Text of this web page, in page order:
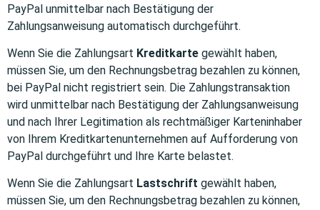
PayPal unmittelbar nach Bestätigung der
Zahlungsanweisung automatisch durchgeführt.
Wenn Sie die Zahlungsart Kreditkarte gewählt haben,
müssen Sie, um den Rechnungsbetrag bezahlen zu können,
bei PayPal nicht registriert sein. Die Zahlungstransaktion
wird unmittelbar nach Bestätigung der Zahlungsanweisung
und nach Ihrer Legitimation als rechtmäßiger Karteninhaber
von Ihrem Kreditkartenunternehmen auf Aufforderung von
PayPal durchgeführt und Ihre Karte belastet.
Wenn Sie die Zahlungsart Lastschrift gewählt haben,
müssen Sie, um den Rechnungsbetrag bezahlen zu können,